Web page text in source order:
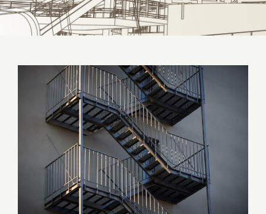
Saiba onde comprar escada metálica em
São Paulo